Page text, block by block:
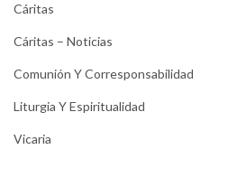
Cáritas
Cáritas – Noticias
Comunión Y Corresponsabilidad
Liturgia Y Espiritualidad
Vicaria